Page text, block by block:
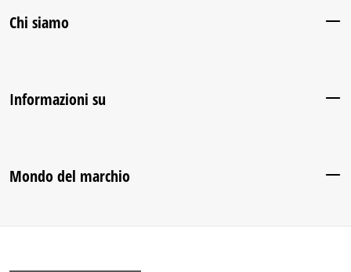
Chi siamo
Informazioni su
Mondo del marchio